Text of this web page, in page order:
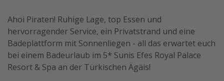
Hotels am Achensee
Weitere Themen
Reise Journal
Ahoi Piraten! Ruhige Lage, top Essen und
hervorragender Service, ein Privatstrand und eine
Badeplattform mit Sonnenliegen - all das erwartet euch
bei einem Badeurlaub im 5* Sunis Efes Royal Palace
Resort & Spa an der Türkischen Ägäis!